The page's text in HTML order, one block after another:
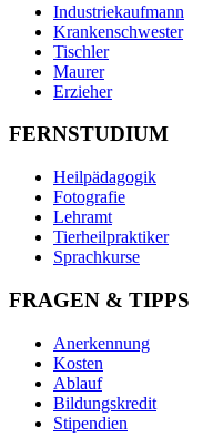
Industriekaufmann
Krankenschwester
Tischler
Maurer
Erzieher
FERNSTUDIUM
Heilpädagogik
Fotografie
Lehramt
Tierheilpraktiker
Sprachkurse
FRAGEN & TIPPS
Anerkennung
Kosten
Ablauf
Bildungskredit
Stipendien